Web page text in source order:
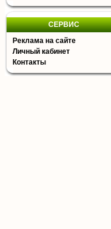
СЕРВИС
Реклама на сайте
Личный кабинет
Контакты